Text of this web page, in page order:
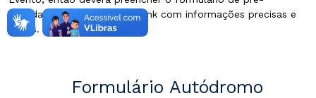
agendamento acessando o link com informações precisas e
claras.
Formulário Autódromo